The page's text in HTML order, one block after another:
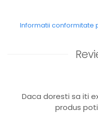
Informatii conformitate
Daca doresti sa iti
produs